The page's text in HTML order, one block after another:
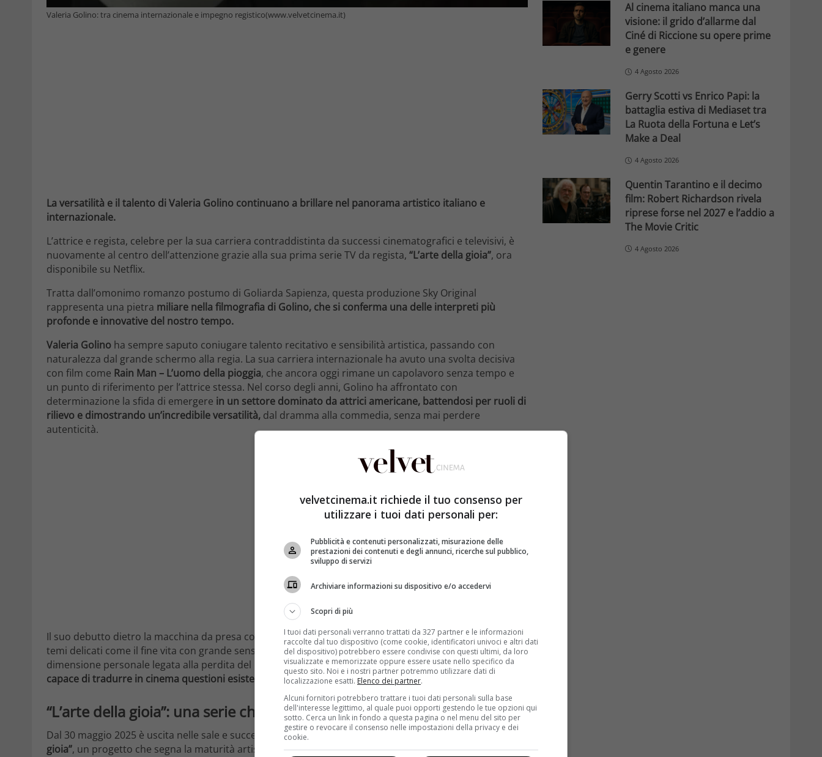
Valeria Golino: tra cinema internazionale e impegno registico(www.velvetcinema.it)
La versatilità e il talento di Valeria Golino continuano a brillare nel panorama artistico italiano e
internazionale.
L’attrice e regista, celebre per la sua carriera contraddistinta da successi cinematografici e televisivi, è
nuovamente al centro dell’attenzione grazie alla sua prima serie TV da regista, “L’arte della gioia”, ora
disponibile su Netflix.
Tratta dall’omonimo romanzo postumo di Goliarda Sapienza, questa produzione Sky Original
rappresenta una pietra miliare nella filmografia di Golino, che si conferma una delle interpreti più
profonde e innovative del nostro tempo.
Valeria Golino ha sempre saputo coniugare talento recitativo e sensibilità artistica, passando con
naturalezza dal grande schermo alla regia. La sua carriera internazionale ha avuto una svolta decisiva
con film come Rain Man – L’uomo della pioggia, che ancora oggi rimane un capolavoro senza tempo e
un punto di riferimento per l’attrice stessa. Nel corso degli anni, Golino ha affrontato con
determinazione la sfida di emergere in un settore dominato da attrici americane, battendosi per ruoli di
rilievo e dimostrando un’incredibile versatilità, dal dramma alla commedia, senza mai perdere
autenticità.
Il suo debutto dietro la macchina da presa con Miele ha segnato un passaggio importante, affrontando
temi delicati come il fine vita con grande sensibilità e profondità. Questo film, nato anche da una
dimensione personale legata alla perdita del padre, ha mostrato il volto più intimo e riflessivo di Golino,
capace di tradurre in cinema questioni esistenziali complesse senza scadere in ideologismi.
“L’arte della gioia”: una serie che rompe gli schemi
Dal 30 maggio 2025 è uscita nelle sale e successivamente approdata su Sky e Netflix la serie
“L’arte della
gioia”, un progetto che segna la maturità artistica di Golino anche come regista e produttrice. La serie
Al cinema italiano manca una
visione: il grido d’allarme dal
Ciné di Riccione su opere prime
e genere
4 Agosto 2026
Gerry Scotti vs Enrico Papi: la
battaglia estiva di Mediaset tra
La Ruota della Fortuna e Let’s
Make a Deal
4 Agosto 2026
Quentin Tarantino e il decimo
film: Robert Richardson rivela
riprese forse nel 2027 e l’addio a
The Movie Critic
4 Agosto 2026
velvetcinema.it richiede il tuo consenso per
utilizzare i tuoi dati personali per:
Pubblicità e contenuti personalizzati, misurazione delle
prestazioni dei contenuti e degli annunci, ricerche sul pubblico,
sviluppo di servizi
Archiviare informazioni su dispositivo e/o accedervi
Scopri di più
I tuoi dati personali verranno trattati da 327 partner e le informazioni
raccolte dal tuo dispositivo (come cookie, identificatori univoci e altri dati
del dispositivo) potrebbero essere condivise con questi ultimi, da loro
visualizzate e memorizzate oppure essere usate nello specifico da
questo sito. Noi e i nostri partner potremmo utilizzare dati di
localizzazione esatti. Elenco dei partner.
Alcuni fornitori potrebbero trattare i tuoi dati personali sulla base
dell'interesse legittimo, al quale puoi opporti gestendo le tue opzioni qui
sotto. Cerca un link in fondo a questa pagina o nel menu del sito per
gestire o revocare il consenso nelle impostazioni della privacy e dei
cookie.